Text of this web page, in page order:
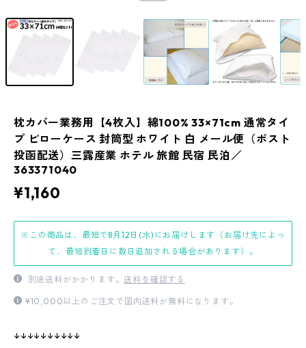
枕カバー業務用【4枚入】綿100% 33×71cm 通常タイ
プ ピローケース 封筒型 ホワイト 白 メール便（ポスト
投函配送）三露産業 ホテル 旅館 民宿 民泊／
363371040
¥1,160
※この商品は、最短で8月12日(水)にお届けします（お届け先によっ
て、最短到着日に数日追加される場合があります）。
別途送料がかかります。送料を確認する
¥10,000以上のご注文で国内送料が無料になります。
↓↓↓↓↓↓↓↓↓↓